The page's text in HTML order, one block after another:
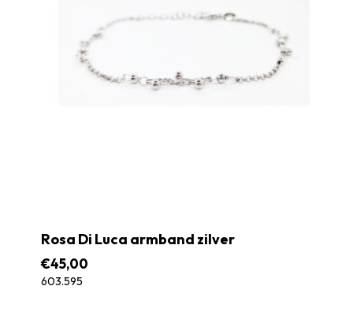
Rosa Di Luca armband zilver
€45,00
603.595